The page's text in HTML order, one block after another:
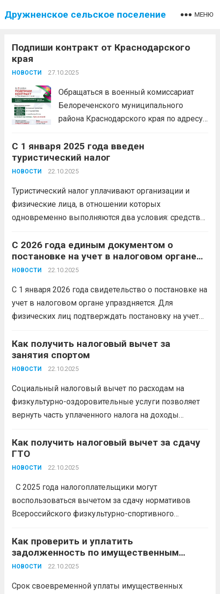
Дружненское сельское поселение МЕНЮ
Подпиши контракт от Краснодарского
края
НОВОСТИ 27.10.2025
Обращаться в военный комиссариат
Белореченского муниципального
района Краснодарского края по адресу:
д.204. Контактные телефоны:
Городской: 8 (861 55) 2-22-50, 8-989-
823-02-00
С 1 января 2025 года введен
туристический налог
НОВОСТИ 22.10.2025
Туристический налог уплачивают организации и
физические лица, в отношении которых
одновременно выполняются два условия: средства
классифицированных средств размещения,
предусмотренный Федеральным законом от
24.11.1996 № 132-ФЗ «Об основах туристской
средствами...
С 2026 года единым документом о
постановке на учет в налоговом органе
станет выписка
НОВОСТИ 22.10.2025
С 1 января 2026 года свидетельство о постановке на
учет в налоговом органе упраздняется. Для
физических лиц подтверждать постановку на учет
реестра налогоплательщиков). Но выданные ранее
свидетельства менять не придется, они сохраняют
свою силу....Читать дальше
Как получить налоговый вычет за
занятия спортом
НОВОСТИ 22.10.2025
Социальный налоговый вычет по расходам на
физкультурно-оздоровительные услуги позволяет
вернуть часть уплаченного налога на доходы
физической активностью, например, за занятия в
фитнес-клубах или спортивных секциях. Вычет
можно получить за себя, а также за...
Как получить налоговый вычет за сдачу
ГТО
НОВОСТИ 22.10.2025
С 2025 года налогоплательщики могут
воспользоваться вычетом за сдачу нормативов
Всероссийского физкультурно-спортивного
предоставляется гражданам, которые в 2025 году: —
впервые награждены знаком отличия ГТО; —
повторно сдали нормативы и подтвердили
Как проверить и уплатить
задолженность по имущественным
налогам
НОВОСТИ 22.10.2025
Срок своевременной уплаты имущественных